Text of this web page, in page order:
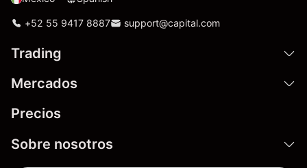
+52 55 9417 8887 support@capital.com
Trading
Mercados
Precios
Sobre nosotros